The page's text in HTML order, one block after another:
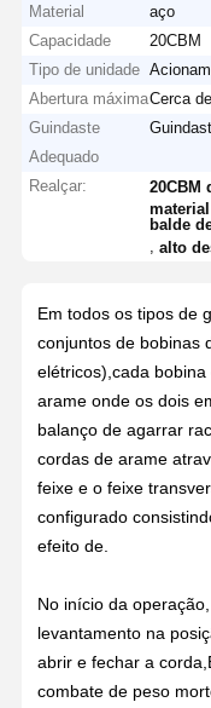
Material
aço
Capacidade
20CBM
Tipo de unidade
Abertura máximaCerca
Guindaste
Adequado
Realçar: 20CBM
balde
,alto
Em todos os tipos de
conjuntos de bobinas
elétricos),cada
arame onde os dois
balanço de agarrar
cordas de arame
feixe e o feixe
configurado
efeito de.
No início da
levantamento na
abrir e fechar a
combate de peso